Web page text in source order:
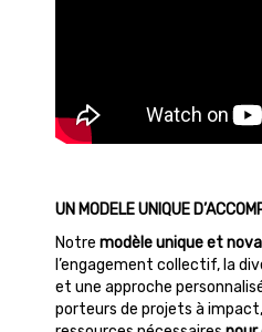
UN MODELE UNIQUE
Notre modèle unique et
l’engagement collectif, la
et une approche
porteurs de projets à